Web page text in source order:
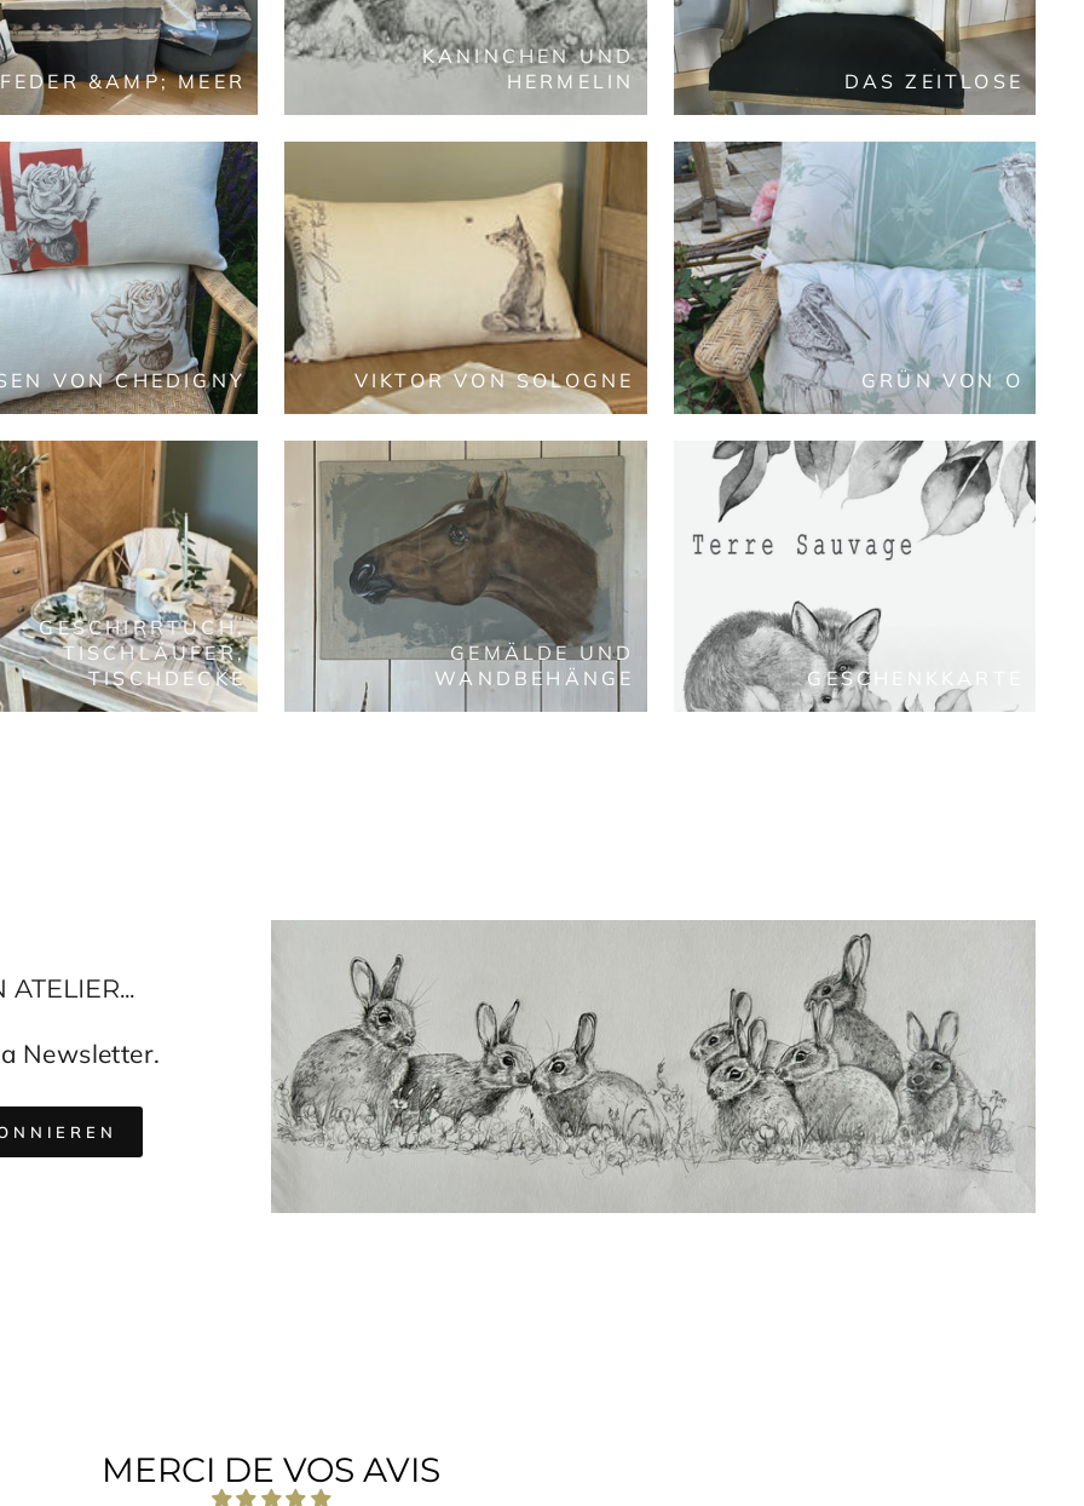
FEDER &AMP; MEER
KANINCHEN UND
HERMELIN
DAS ZEITLOSE
VON CHEDIGNY VIKTOR VON SOLOGNE GRÜN VON O
GESCHIRRTUCH,
TISCHLÄUFER,
TISCHDECKE
GEMÄLDE UND
WANDBEHÄNGE
GESCHENKKARTE
Newsletter.
MERCI DE VOS AVIS